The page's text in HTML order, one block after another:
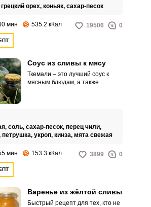
необычный и приятный.
грецкий орех, коньяк, сахар-песок
мин 535.2 кКал 19506 0
Соус из сливы к мясу
Ткемали – это лучший соус к
мясным блюдам, а также
соль, сахар-песок, перец чили,
петрушка, укроп, кинза, мята свежая
мин 153.3 кКал 3899 0
Варенье из жёлтой сливы
Быстрый рецепт для тех, кто не